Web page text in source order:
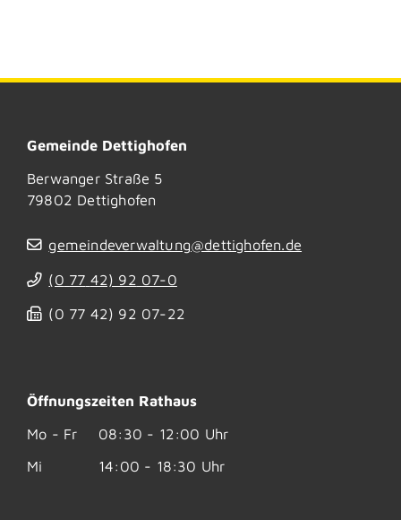
Gemeinde Dettighofen
Berwanger Straße 5
79802 Dettighofen
gemeindeverwaltung@dettighofen.de
(0 77 42) 92 07-0
(0 77 42) 92 07-22
Öffnungszeiten Rathaus
Mo - Fr
08:30 - 12:00 Uhr
Mi
14:00 - 18:30 Uhr